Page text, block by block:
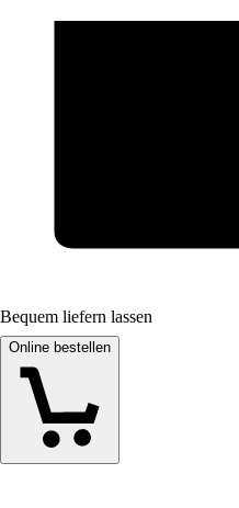
Bequem liefern lassen
Online bestellen